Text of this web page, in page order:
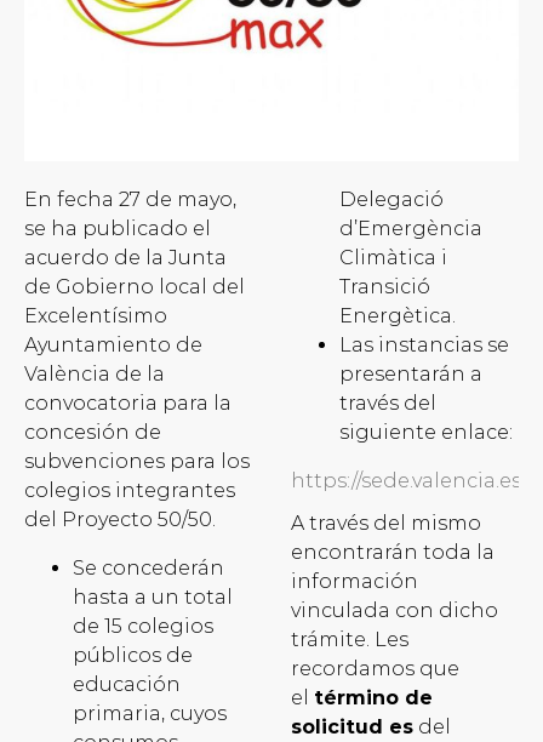
En fecha 27 de mayo,
se ha publicado el
acuerdo de la Junta
de Gobierno local del
Excelentísimo
Ayuntamiento de
València de la
convocatoria para la
concesión de
subvenciones para los
colegios integrantes
del Proyecto 50/50.
Se concederán
hasta a un total
de 15 colegios
públicos de
educación
primaria, cuyos
Delegació
d’Emergència
Climàtica i
Transició
Energètica.
Las instancias se
presentarán a
través del
siguiente enlace:
https://sede.valencia.es/
A través del mismo
encontrarán toda la
información
vinculada con dicho
trámite. Les
recordamos que
el término de
solicitud es del